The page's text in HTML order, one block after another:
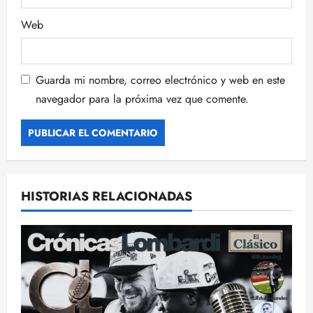
s
Web
Guarda mi nombre, correo electrónico y web en este
navegador para la próxima vez que comente.
HISTORIAS RELACIONADAS